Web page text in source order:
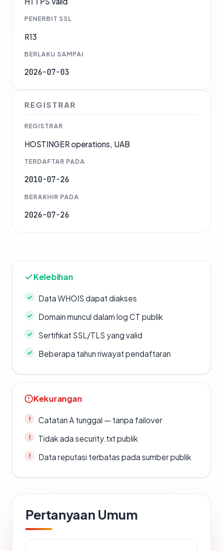
PENERBIT SSL
R13
BERLAKU SAMPAI
2026-07-03
REGISTRAR
REGISTRAR
HOSTINGER operations, UAB
TERDAFTAR PADA
2010-07-26
BERAKHIR PADA
2026-07-26
Kelebihan
Data WHOIS dapat diakses
Domain muncul dalam log CT publik
Sertifikat SSL/TLS yang valid
Beberapa tahun riwayat pendaftaran
Kekurangan
Catatan A tunggal — tanpa failover
Tidak ada security.txt publik
Data reputasi terbatas pada sumber publik
Pertanyaan Umum